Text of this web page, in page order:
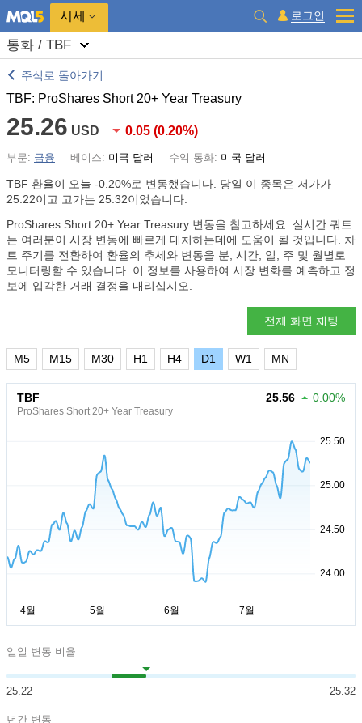
시세 로그인
통화 / TBF
주식로 돌아가기
TBF: ProShares Short 20+ Year Treasury
25.26 USD 0.05 (0.20%)
부문: 금융 베이스: 미국 달러 수익 통화: 미국 달러
TBF 환율이 오늘 -0.20%로 변동했습니다. 당일 이 종목은 저가가
25.22이고 고가는 25.32이었습니다.
ProShares Short 20+ Year Treasury 변동을 참고하세요. 실시간 쿼트
는 여러분이 시장 변동에 빠르게 대처하는데에 도움이 될 것입니다. 차
트 주기를 전환하여 환율의 추세와 변동을 분, 시간, 일, 주 및 월별로
모니터링할 수 있습니다. 이 정보를 사용하여 시장 변화를 예측하고 정
보에 입각한 거래 결정을 내리십시오.
전체 화면 채팅
M5 M15 M30 H1 H4 D1 W1 MN
TBF
ProShares Short 20+ Year Treasury
25.56 0.00%
일일 변동 비율
25.22 25.32
년간 변동